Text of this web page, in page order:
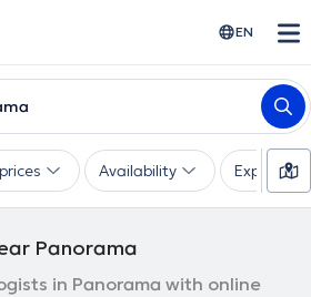
EN
Availability Expertise
Panorama
in Panorama with online